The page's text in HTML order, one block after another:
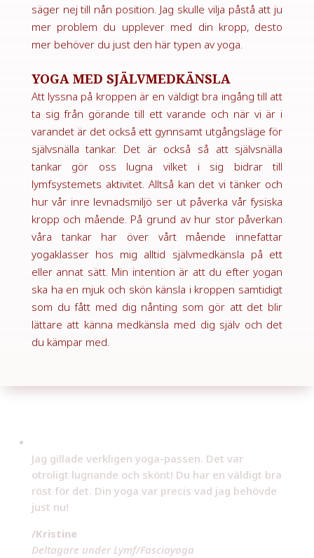
säger nej till nån position. Jag skulle vilja påstå att ju
mer problem du upplever med din kropp, desto
mer behöver du just den här typen av yoga.
YOGA MED SJÄLVMEDKÄNSLA
Att lyssna på kroppen är en väldigt bra ingång till att
ta sig från görande till ett varande och när vi är i
varandet är det också ett gynnsamt utgångsläge för
självsnälla tankar. Det är också så att självsnälla
tankar gör oss lugna vilket i sig bidrar till
lymfsystemets aktivitet. Alltså kan det vi tänker och
hur vår inre levnadsmiljö ser ut påverka vår fysiska
kropp och mående. På grund av hur stor påverkan
våra tankar har över vårt mående innefattar
yogaklasser hos mig alltid självmedkänsla på ett
eller annat sätt. Min intention är att du efter yogan
ska ha en mjuk och skön känsla i kroppen samtidigt
som du fått med dig nånting som gör att det blir
lättare att känna medkänsla med dig själv och det
du kämpar med.
Det var helt fantastiskt. Det var en yoga som jag
verkligen gillade. Kommer du att köra lite pass på
hemmaplan så kommer jag direkt!!
/Jenny
Deltagare under Lymf/Fasciayoga